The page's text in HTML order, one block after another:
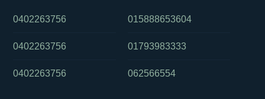
0402263756
0402263756
0402263756
015888653604
01793983333
062566554